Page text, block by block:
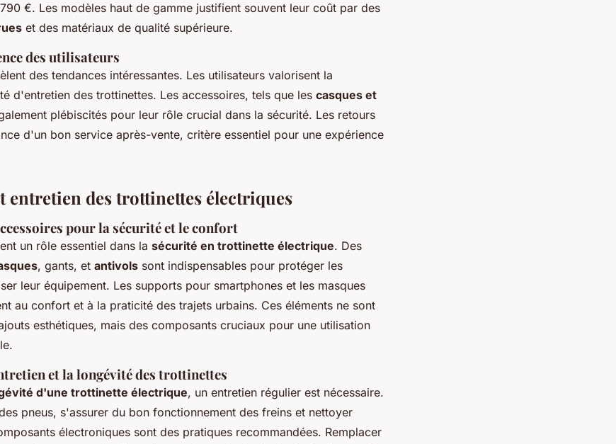
€. Les modèles haut de gamme justifient souvent leur coût par des
et des matériaux de qualité supérieure.
des utilisateurs
des tendances intéressantes. Les utilisateurs valorisent la
d'entretien des trottinettes. Les accessoires, tels que les casques et
plébiscités pour leur rôle crucial dans la sécurité. Les retours
d'un bon service après-vente, critère essentiel pour une expérience
entretien des trottinettes électriques
pour la sécurité et le confort
un rôle essentiel dans la sécurité en trottinette électrique. Des
, gants, et antivols sont indispensables pour protéger les
leur équipement. Les supports pour smartphones et les masques
au confort et à la praticité des trajets urbains. Ces éléments ne sont
esthétiques, mais des composants cruciaux pour une utilisation
et la longévité des trottinettes
d'une trottinette électrique, un entretien régulier est nécessaire.
pneus, s'assurer du bon fonctionnement des freins et nettoyer
électroniques sont des pratiques recommandées. Remplacer